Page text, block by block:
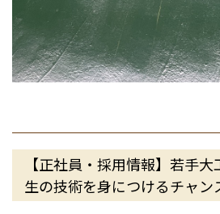
【正社員・採用情報】若手
生の技術を身につけるチャン